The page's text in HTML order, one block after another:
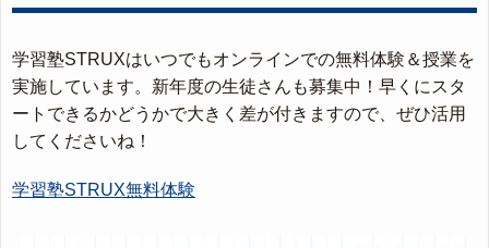
学習塾STRUXはいつでもオンラインでの無料体験＆授業を
実施しています。新年度の生徒さんも募集中！早くにスタ
ートできるかどうかで大きく差が付きますので、ぜひ活用
してくださいね！
学習塾STRUX無料体験